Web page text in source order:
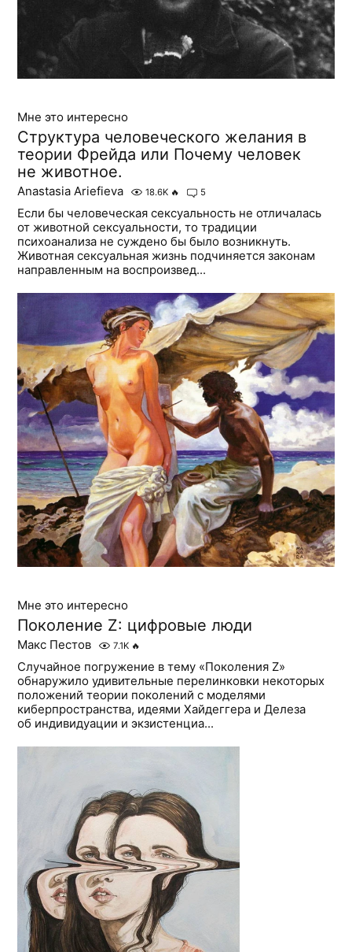
Мне это интересно
Структура человеческого желания в
теории Фрейда или Почему человек
не животное.
Anastasia Ariefieva 18.6K 🔥 5
Если бы человеческая сексуальность не отличалась
от животной сексуальности, то традиции
психоанализа не суждено бы было возникнуть.
Животная сексуальная жизнь подчиняется законам
направленным на воспроизвед...
Мне это интересно
Поколение Z: цифровые люди
Макс Пестов 7.1K 🔥
Случайное погружение в тему «Поколения Z»
обнаружило удивительные перелинковки некоторых
положений теории поколений с моделями
киберпространства, идеями Хайдеггера и Делеза
об индивидуации и экзистенциа...